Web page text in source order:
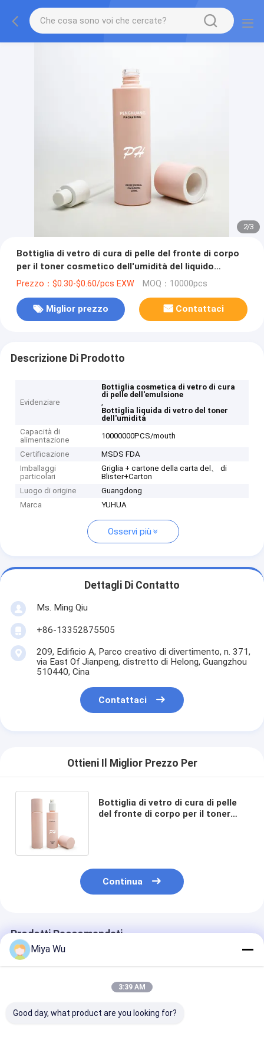
2/3
Bottiglia di vetro di cura di pelle del fronte di corpo
per il toner cosmetico dell'umidità del liquido
dell'emulsione
Prezzo：$0.30-$0.60/pcs EXW MOQ：10000pcs
Miglior prezzo Contattaci
Descrizione Di Prodotto
Evidenziare
Bottiglia cosmetica di vetro di cura
di pelle dell'emulsione
,
Bottiglia liquida di vetro del toner
dell'umidità
Capacità di
alimentazione
10000000PCS/mouth
Certificazione
MSDS FDA
Imballaggi
particolari
Griglia + cartone della carta del、 di
Blister+Carton
Luogo di origine
Guangdong
Marca
YUHUA
Osservi più
Dettagli Di Contatto
Ms. Ming Qiu
+86-13352875505
209, Edificio A, Parco creativo di divertimento, n. 371,
via East Of Jianpeng, distretto di Helong, Guangzhou
510440, Cina
Contattaci
Ottieni Il Miglior Prezzo Per
Bottiglia di vetro di cura di pelle
del fronte di corpo per il toner
Continua
Prodotti Raccomandati
Miya Wu
3:39 AM
Good day, what product are you looking for?